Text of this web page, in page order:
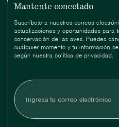
Mantente conectado
Suscríbete a nuestros correos
actualizaciones y oportunidades para
conservación de las aves. Puedes
cualquier momento y tu información
según nuestra política de privacidad.
tu
correo
electrónico